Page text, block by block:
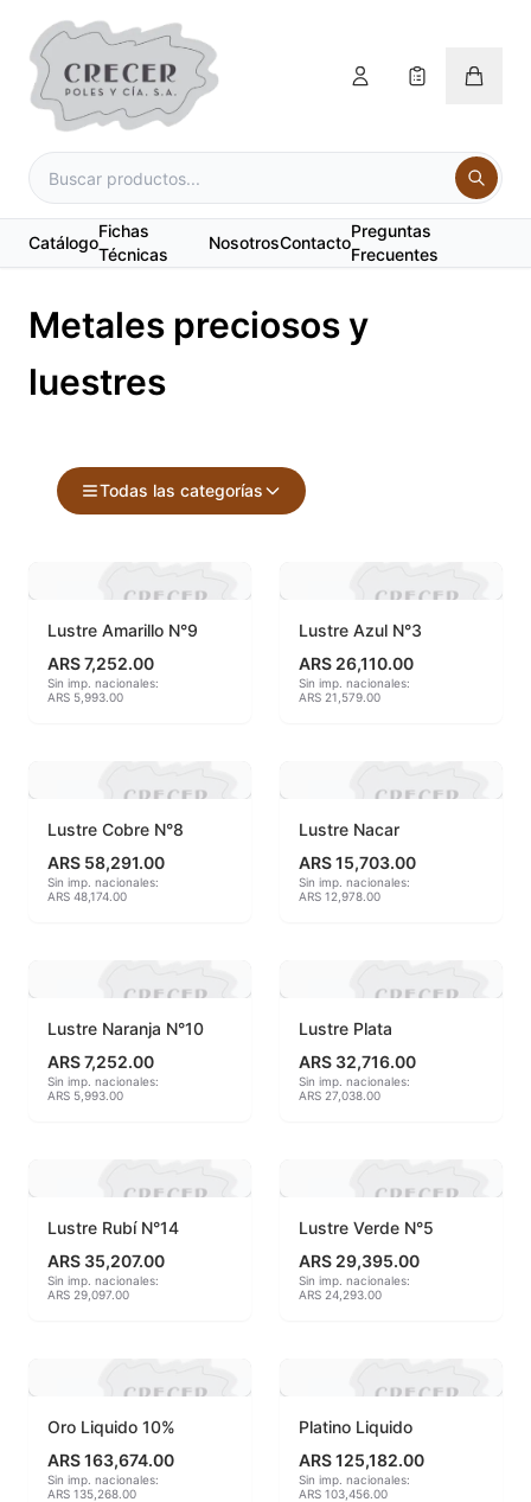
Catálogo
Fichas
Técnicas
NosotrosContacto
Preguntas
Frecuentes
Metales preciosos y
luestres
Todas las categorías
Alambre Kanthal
Bizcochos cerámicos
Conos pirometricos Orton
Crayones cerámicos
Engobes
Esmaltes fundentes fluxes
Esmaltes Mates y Satinados
Esmaltes para enlozado de chapa
Esmaltes para gres (1150º - 1200º)
Lustre Amarillo N°9
ARS 7,252.00
Sin imp. nacionales:
ARS 5,993.00
Lustre Azul N°3
ARS 26,110.00
Sin imp. nacionales:
ARS 21,579.00
Lustre Cobre N°8
ARS 58,291.00
Sin imp. nacionales:
ARS 48,174.00
Lustre Nacar
ARS 15,703.00
Sin imp. nacionales:
ARS 12,978.00
Lustre Naranja N°10
ARS 7,252.00
Sin imp. nacionales:
ARS 5,993.00
Lustre Plata
ARS 32,716.00
Sin imp. nacionales:
ARS 27,038.00
Lustre Rubí N°14
ARS 35,207.00
Sin imp. nacionales:
ARS 29,097.00
Lustre Verde N°5
ARS 29,395.00
Sin imp. nacionales:
ARS 24,293.00
Oro Liquido 10%
ARS 163,674.00
Sin imp. nacionales:
ARS 135,268.00
Platino Liquido
ARS 125,182.00
Sin imp. nacionales:
ARS 103,456.00